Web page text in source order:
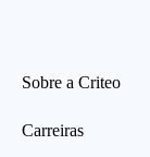
Sobre a Criteo
Carreiras